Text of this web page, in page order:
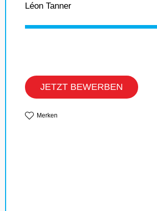
Léon Tanner
JETZT BEWERBEN
Merken